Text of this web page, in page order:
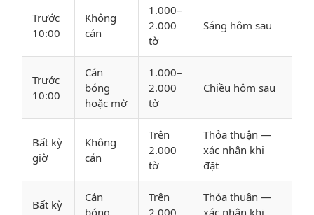
Trước
10:00
Không
cán
1.000–
2.000
tờ
Sáng hôm sau
Trước
10:00
Cán
bóng
hoặc mờ
1.000–
2.000
tờ
Chiều hôm sau
Bất kỳ
giờ
Không
cán
Trên
2.000
tờ
Thỏa thuận —
xác nhận khi
đặt
Bất kỳ
Cán
Trên
Thỏa thuận —